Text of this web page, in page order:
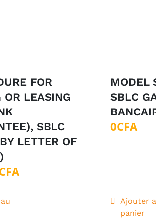
FOR
OR LEASING
SBLC
LETTER OF
:
CFALe
prix
MODEL
SBLC
0CFA
Ajouter
panier